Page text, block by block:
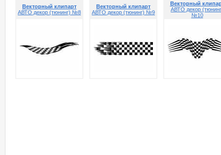
Векторный клипарт
АВТО декор (тюнинг) №8
Векторный клипарт
АВТО декор (тюнинг) №9
Векторный
АВТО декор
№10